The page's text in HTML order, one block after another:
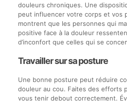
douleurs chroniques. Une
peut influencer votre corps et vos
montrent que les personnes qui
positive face à la douleur
d’inconfort que celles qui se
Travailler sur sa posture
Une bonne posture peut réduire
douleur au cou. Faites des efforts
vous tenir debout correctement.